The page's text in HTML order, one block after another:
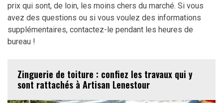
prix qui sont, de loin, les moins chers du marché. Si vous
avez des questions ou si vous voulez des informations
supplémentaires, contactez-le pendant les heures de
bureau !
Zinguerie de toiture : confiez les travaux qui y
sont rattachés à Artisan Lenestour